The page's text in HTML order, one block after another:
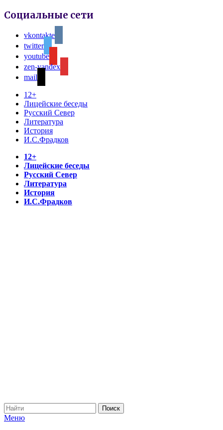
Социальные сети
vkontakte
twitter
youtube
zen-yandex
mail
12+
Лицейские беседы
Русский Север
Литература
История
И.С.Фрадков
12+
Лицейские беседы
Русский Север
Литература
История
И.С.Фрадков
Меню